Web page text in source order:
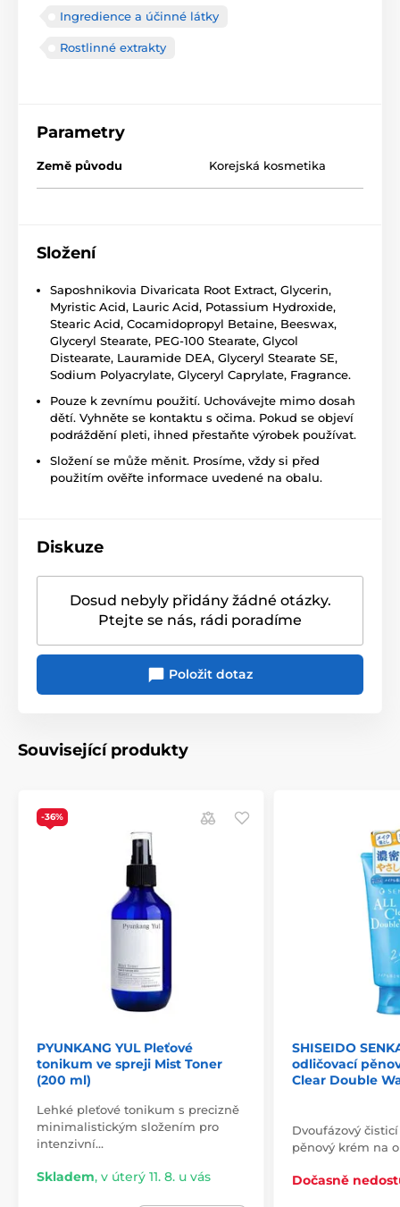
Ingredience a účinné látky
Rostlinné extrakty
Parametry
Země původu Korejská kosmetika
Složení
Saposhnikovia Divaricata Root Extract, Glycerin,
Myristic Acid, Lauric Acid, Potassium Hydroxide,
Stearic Acid, Cocamidopropyl Betaine, Beeswax,
Glyceryl Stearate, PEG-100 Stearate, Glycol
Distearate, Lauramide DEA, Glyceryl Stearate SE,
Sodium Polyacrylate, Glyceryl Caprylate, Fragrance.
Pouze k zevnímu použití. Uchovávejte mimo dosah
dětí. Vyhněte se kontaktu s očima. Pokud se objeví
podráždění pleti, ihned přestaňte výrobek používat.
Složení se může měnit. Prosíme, vždy si před
použitím ověřte informace uvedené na obalu.
Diskuze
Dosud nebyly přidány žádné otázky.
Ptejte se nás, rádi poradíme
Položit dotaz
Související produkty
-36%
PYUNKANG YUL Pleťové
tonikum ve spreji Mist Toner
(200 ml)
Lehké pleťové tonikum s precizně
minimalistickým složením pro
intenzivní…
Skladem, v úterý 11. 8. u vás
SHISEIDO
odličovací
Clear Double
Dvoufázový
pěnový krém na
Dočasně